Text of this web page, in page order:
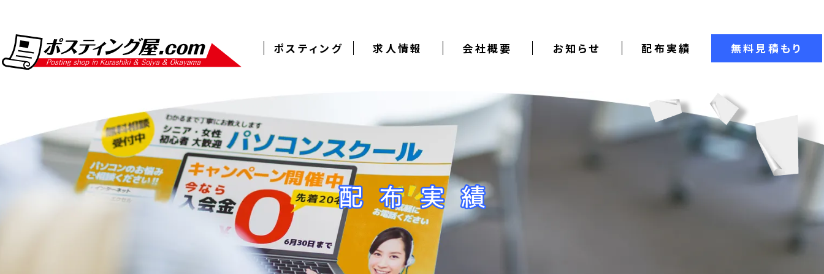
ポスティング 求人情報 会社概要 お知らせ 配布実績 無料見積もり